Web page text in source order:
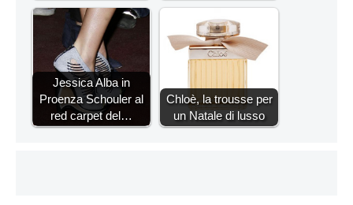
Jessica Alba in
Proenza Schouler al
red carpet del…
Chloè, la trousse per
un Natale di lusso